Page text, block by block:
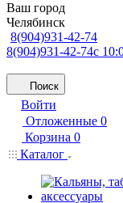
Ваш город
Челябинск
8(904)931-42-74
8(904)931-42-74с
Поиск
Войти
Отложенные 0
Корзина 0
Каталог